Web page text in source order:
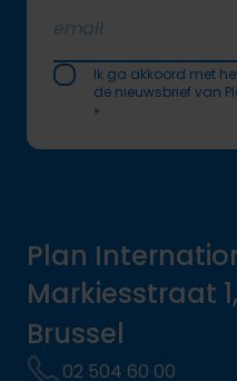
Ik ga akkoord met
de nieuwsbrief van
*
Plan
Markiesstraat
Brussel
02 504 60 00